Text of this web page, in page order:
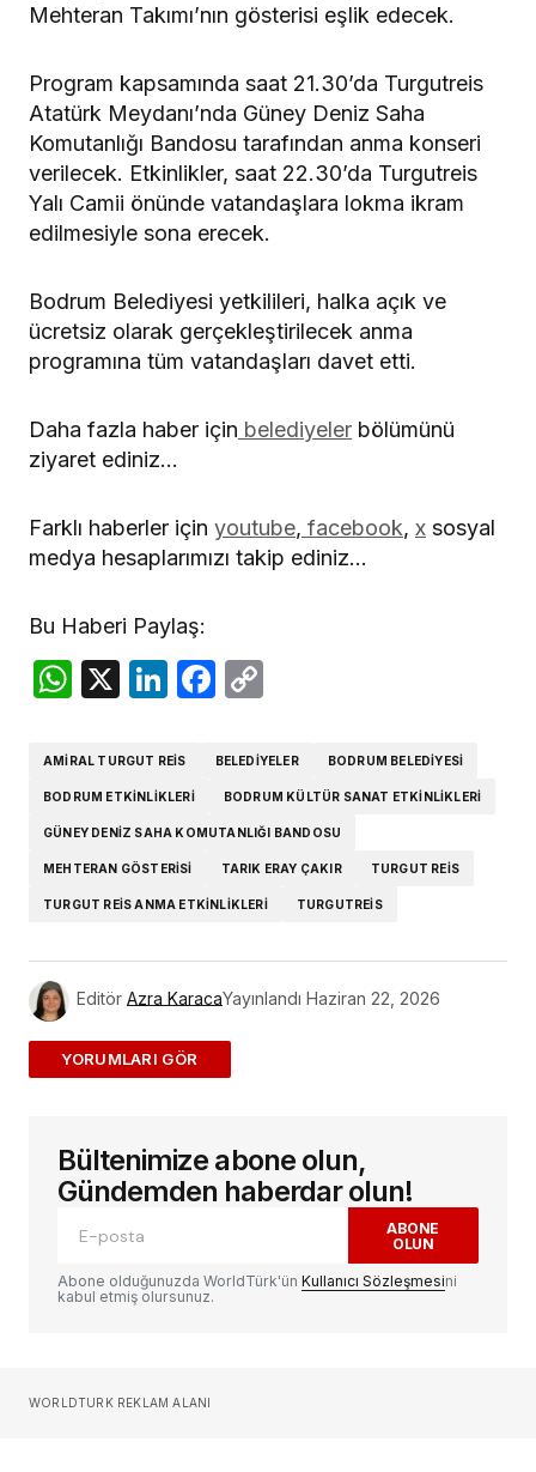
Mehteran Takımı’nın gösterisi eşlik edecek.
Program kapsamında saat 21.30’da Turgutreis
Atatürk Meydanı’nda Güney Deniz Saha
Komutanlığı Bandosu tarafından anma konseri
verilecek. Etkinlikler, saat 22.30’da Turgutreis
Yalı Camii önünde vatandaşlara lokma ikram
edilmesiyle sona erecek.
Bodrum Belediyesi yetkilileri, halka açık ve
ücretsiz olarak gerçekleştirilecek anma
programına tüm vatandaşları davet etti.
Daha fazla haber için belediyeler bölümünü
ziyaret ediniz…
Farklı haberler için youtube, facebook, x sosyal
medya hesaplarımızı takip ediniz…
Bu Haberi Paylaş:
WhatsApp
X LinkedIn
Facebook
AMIRAL TURGUT REIS BELEDIYELER BODRUM BELEDIYESI
BODRUM ETKINLIKLERI BODRUM KÜLTÜR SANAT ETKINLIKLERI
GÜNEY DENIZ SAHA KOMUTANLIĞI BANDOSU
MEHTERAN GÖSTERISI TARIK ERAY ÇAKIR TURGUT REIS
TURGUT REIS ANMA ETKINLIKLERI TURGUTREIS
Editör Azra KaracaYayınlandı Haziran 22, 2026
ADD A COMMENT
E-posta adresiniz yayınlanmayacak.
alanlar*ile işaretlenmişlerdir
Yorum
Sizin adınız*
Bültenimize abone olun,
Gündemden haberdar olun!
ABONE
OLUN
Abone olduğunuzda WorldTürk'ün Kullanıcı Sözleşmesini
kabul etmiş olursunuz.
WORLDTURK REKLAM ALANI